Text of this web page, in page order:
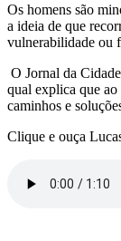
Os homens são
a ideia de que
vulnerabilidade ou
O Jornal da
qual explica que ao
caminhos e
Clique e ouça